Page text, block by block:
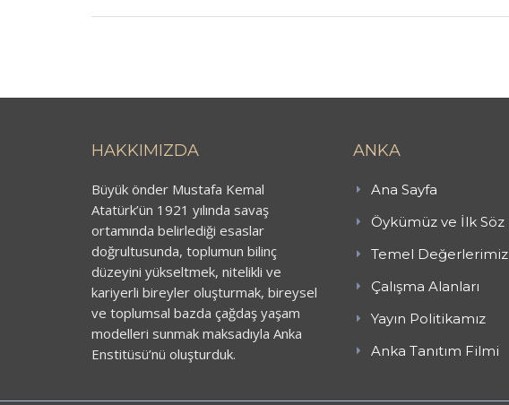
HAKKIMIZDA
Büyük önder Mustafa Kemal
Atatürk’ün 1921 yılında savaş
ortamında belirlediği esaslar
doğrultusunda, toplumun bilinç
düzeyini yükseltmek, nitelikli ve
kariyerli bireyler oluşturmak, bireysel
ve toplumsal bazda çağdaş yaşam
modelleri sunmak maksadıyla Anka
Enstitüsü’nü oluşturduk.
ANKA
Ana Sayfa
Öykümüz ve İlk Söz
Temel Değerlerimiz
Çalışma Alanları
Yayın Politikamız
Anka Tanıtım Filmi